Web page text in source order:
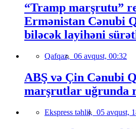
“Tramp marşrutu”
Ermənistan Cənubi
biləcək layihəni
Qafqaz, 06 avqust, 00:32
ABŞ və Çin Cənubi
marşrutlar uğrunda
Ekspress təhlil, 05 avqust,